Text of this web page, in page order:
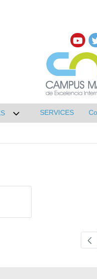
de Research
Desplegar submenú de
SERVICES